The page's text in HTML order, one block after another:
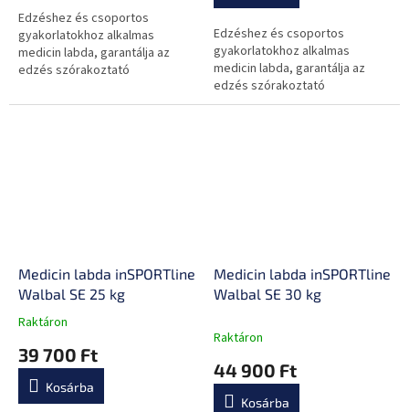
0,0
csillag.
Edzéshez és csoportos
gyakorlatokhoz alkalmas
medicin labda, garantálja az
edzés szórakoztató
elemek, homoktöltés és
Edzéshez és csoportos
gyakorlatokhoz alkalmas
medicin labda, garantálja az
edzés szórakoztató
változatosságát, csúszásgátló
Medicin labda inSPORTline
Walbal SE 25 kg
A
átlagos
értékelése
Raktáron
39 700 Ft
Kosárba
Medicin labda inSPORTline
Walbal SE 30 kg
Raktáron
44 900 Ft
Kosárba